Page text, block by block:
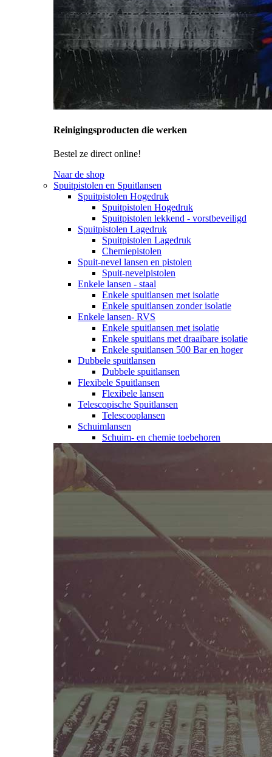
Reinigingsproducten die werken
Bestel ze direct online!
Naar de shop
Spuitpistolen en Spuitlansen
Spuitpistolen Hogedruk
Spuitpistolen Hogedruk
Spuitpistolen lekkend - vorstbeveiligd
Spuitpistolen Lagedruk
Spuitpistolen Lagedruk
Chemiepistolen
Spuit-nevel lansen en pistolen
Spuit-nevelpistolen
Enkele lansen - staal
Enkele spuitlansen met isolatie
Enkele spuitlansen zonder isolatie
Enkele lansen- RVS
Enkele spuitlansen met isolatie
Enkele spuitlans met draaibare isolatie
Enkele spuitlansen 500 Bar en hoger
Dubbele spuitlansen
Dubbele spuitlansen
Flexibele Spuitlansen
Flexibele lansen
Telescopische Spuitlansen
Telescooplansen
Schuimlansen
Schuim- en chemie toebehoren